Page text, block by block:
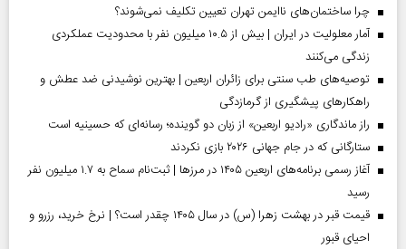
چرا ساختمان‌های ناایمن تهران تعیین تکلیف نمی‌شوند؟
آمار معلولیت در ایران | بیش از ۱۰.۵ میلیون نفر با محدودیت عملکردی
زندگی می‌کنند
توصیه‌های طب سنتی برای زائران اربعین | بهترین نوشیدنی ضد عطش و
راهکارهای پیشگیری از گرمازدگی
راز ماندگاری «رادیو اربعین» از زبان دو گوینده؛ رسانه‌ای که حسینیه است
ستارگانی که در جام جهانی ۲۰۲۶ بازی نکردند
آغاز رسمی برنامه‌های اربعین ۱۴۰۵ در مرز‌ها | ثبت‌نام سماح به ۱.۷ میلیون نفر
رسید
قیمت قبر در بهشت زهرا (س) در سال ۱۴۰۵ چقدر است؟ | نرخ خرید، رزرو و
احیای قبور